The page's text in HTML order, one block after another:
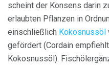
scheint der Konsens darin
erlaubten Pflanzen in
einschließlich Kokosnussöl
gefördert (Cordain
Kokosnussöl).